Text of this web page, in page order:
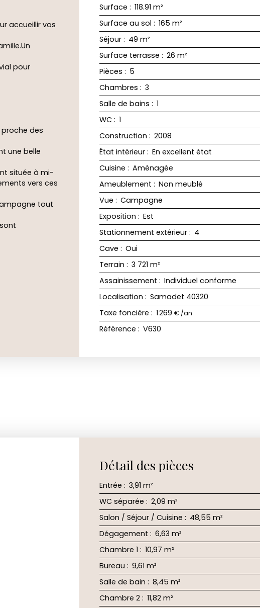
accueillir vos
pour
des
une belle
située à mi-
vers ces
tout
Surface : 118.91 m²
Surface au sol : 165 m²
Séjour : 49 m²
Surface terrasse : 26 m²
Pièces : 5
Chambres : 3
Salle de bains : 1
WC : 1
Construction : 2008
État intérieur : En excellent état
Cuisine : Aménagée
Ameublement : Non meublé
Vue : Campagne
Exposition : Est
Stationnement extérieur : 4
Cave : Oui
Terrain : 3 721 m²
Assainissement : Individuel conforme
Localisation : Samadet 40320
Taxe foncière : 1 269 € /an
Référence : V630
Détail des pièces
Entrée : 3,91 m²
WC séparée : 2,09 m²
Salon / Séjour / Cuisine : 48,55 m²
Dégagement : 6,63 m²
Chambre 1 : 10,97 m²
Bureau : 9,61 m²
Salle de bain : 8,45 m²
Chambre 2 : 11,82 m²